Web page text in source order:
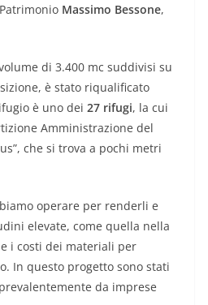
Massimo Bessone,
di 3.400 mc suddivisi su
è stato riqualificato
è uno dei 27 rifugi, la cui
Amministrazione del
che si trova a pochi metri
operare per renderli e
elevate, come quella nella
i costi dei materiali per
In questo progetto sono stati
da imprese